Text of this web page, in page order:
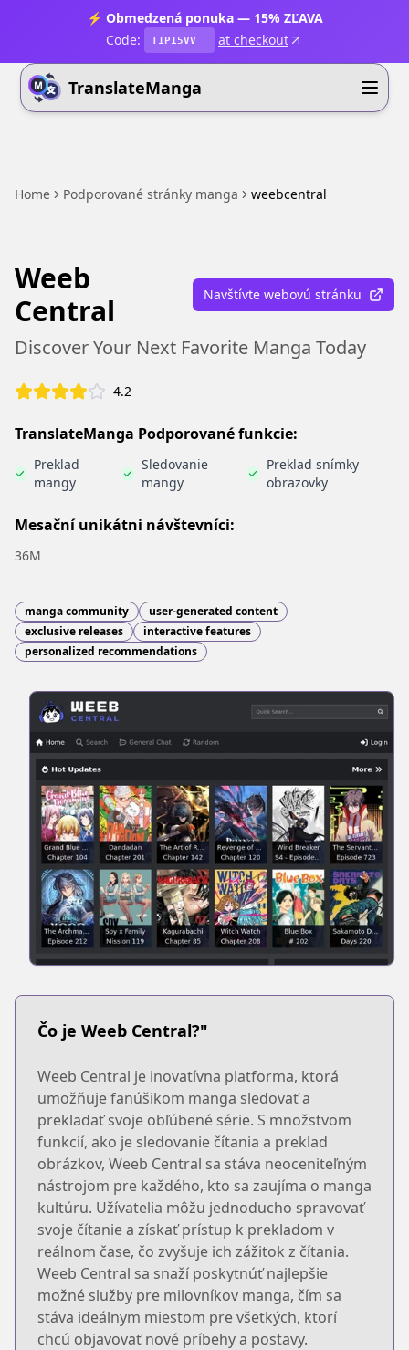
⚡ Obmedzená ponuka — 15% ZĽAVA
Code:
T1P15VV at checkout
TranslateManga
Home Podporované stránky manga weebcentral
Weeb
Central
Navštívte webovú stránku
Discover Your Next Favorite Manga Today
4.2
TranslateManga Podporované funkcie:
Preklad
mangy
Sledovanie
mangy
Preklad snímky
obrazovky
Mesační unikátni návštevníci:
36M
manga community
user-generated content
exclusive releases
interactive features
personalized recommendations
Čo je Weeb Central?"
Weeb Central je inovatívna platforma, ktorá
umožňuje fanúšikom manga sledovať a
prekladať svoje obľúbené série. S množstvom
funkcií, ako je sledovanie čítania a preklad
obrázkov, Weeb Central sa stáva neoceniteľným
nástrojom pre každého, kto sa zaujíma o manga
kultúru. Užívatelia môžu jednoducho spravovať
svoje čítanie a získať prístup k prekladom v
reálnom čase, čo zvyšuje ich zážitok z čítania.
Weeb Central sa snaží poskytnúť najlepšie
možné služby pre milovníkov manga, čím sa
stáva ideálnym miestom pre všetkých, ktorí
chcú objavovať nové príbehy a postavy.